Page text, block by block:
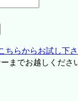
ちらからお試し下
までお越しくださ